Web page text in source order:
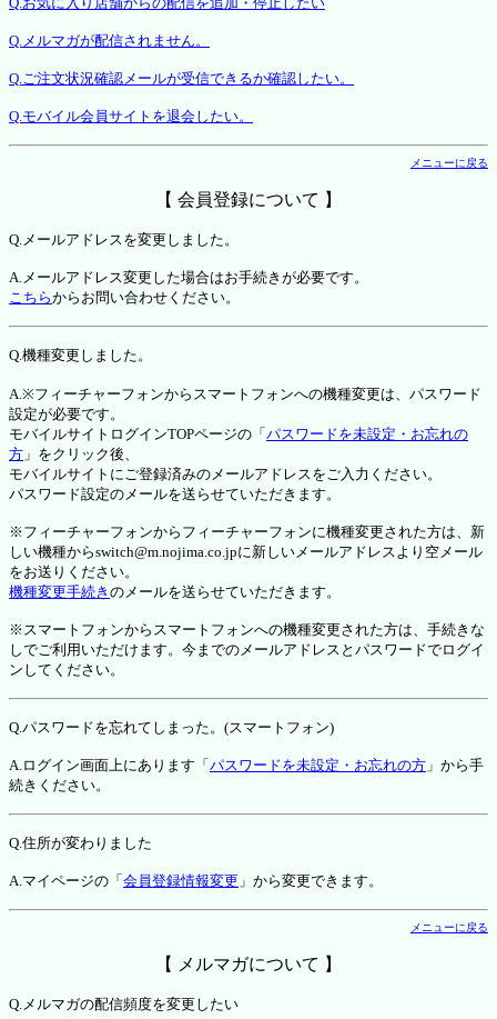
Q.メルマガが配信されません。
Q.ご注文状況確認メールが受信できるか確認したい。
Q.モバイル会員サイトを退会したい。
メニューに戻る
【 会員登録について 】
Q.メールアドレスを変更しました。
A.メールアドレス変更した場合はお手続きが必要です。
こちらからお問い合わせください。
Q.機種変更しました。
A.※フィーチャーフォンからスマートフォンへの機種変更は、パスワード
設定が必要です。
モバイルサイトログインTOPページの「 パスワードを未設定・お忘れの
方 」をクリック後、
モバイルサイトにご登録済みのメールアドレスをご入力ください。
パスワード設定のメールを送らせていただきます。
※フィーチャーフォンからフィーチャーフォンに機種変更された方は、新
しい機種からswitch@m.nojima.co.jpに新しいメールアドレスより空メール
をお送りください。
機種変更手続き のメールを送らせていただきます。
※スマートフォンからスマートフォンへの機種変更された方は、手続きな
しでご利用いただけます。今までのメールアドレスとパスワードでログイ
ンしてください。
Q.パスワードを忘れてしまった。(スマートフォン)
A.ログイン画面上にあります「 パスワードを未設定・お忘れの方 」から手
続きください。
Q.住所が変わりました
A.マイページの「 会員登録情報変更 」から変更できます。
メニューに戻る
【 メルマガについて 】
Q.メルマガの配信頻度を変更したい